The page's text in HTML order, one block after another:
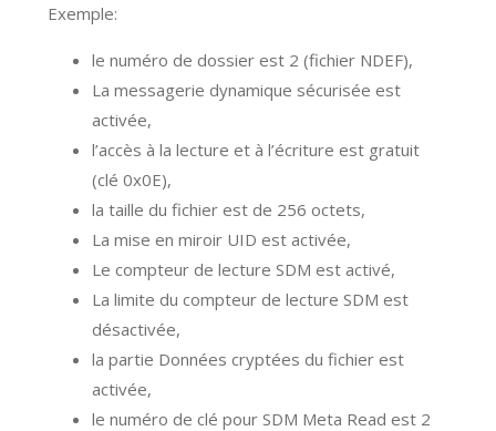
Exemple:
le numéro de dossier est 2 (fichier NDEF),
La messagerie dynamique sécurisée est
activée,
l’accès à la lecture et à l’écriture est gratuit
(clé 0x0E),
la taille du fichier est de 256 octets,
La mise en miroir UID est activée,
Le compteur de lecture SDM est activé,
La limite du compteur de lecture SDM est
désactivée,
la partie Données cryptées du fichier est
activée,
le numéro de clé pour SDM Meta Read est 2